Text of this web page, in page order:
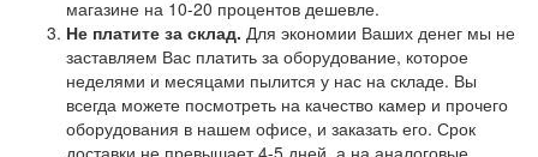
магазине на 10-20 процентов дешевле.
Не платите за склад. Для экономии Ваших денег мы не
заставляем Вас платить за оборудование, которое
неделями и месяцами пылится у нас на складе. Вы
всегда можете посмотреть на качество камер и прочего
оборудования в нашем офисе, и заказать его. Срок